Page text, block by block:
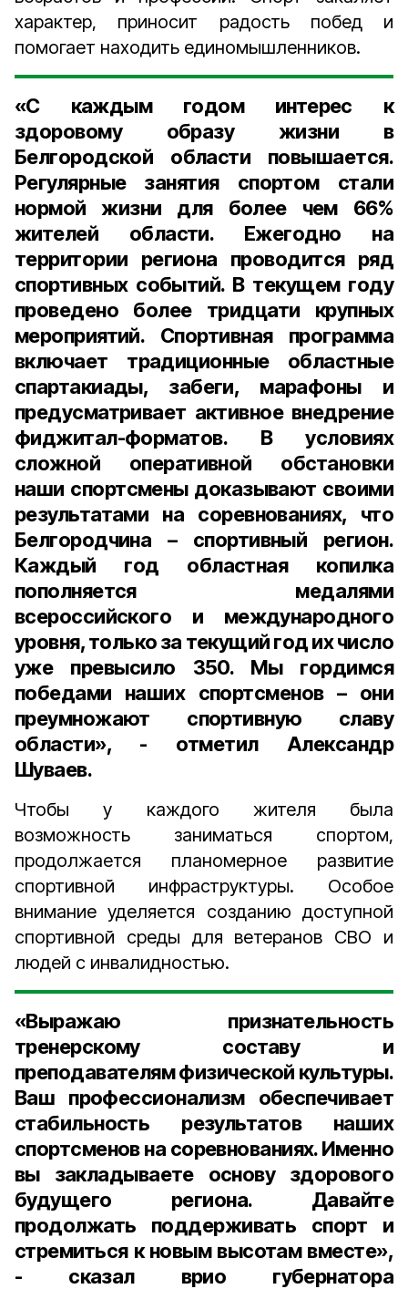
характер, приносит радость побед и
помогает находить единомышленников.
«С каждым годом интерес к
здоровому образу жизни в
Белгородской области повышается.
Регулярные занятия спортом стали
нормой жизни для более чем 66%
жителей области. Ежегодно на
территории региона проводится ряд
спортивных событий. В текущем году
проведено более тридцати крупных
мероприятий. Спортивная программа
включает традиционные областные
спартакиады, забеги, марафоны и
предусматривает активное внедрение
фиджитал-форматов. В условиях
сложной оперативной обстановки
наши спортсмены доказывают своими
результатами на соревнованиях, что
Белгородчина – спортивный регион.
Каждый год областная копилка
пополняется медалями
всероссийского и международного
уровня, только за текущий год их число
уже превысило 350. Мы гордимся
победами наших спортсменов – они
преумножают спортивную славу
области», - отметил Александр
Шуваев.
Чтобы у каждого жителя была
возможность заниматься спортом,
продолжается планомерное развитие
спортивной инфраструктуры. Особое
внимание уделяется созданию доступной
спортивной среды для ветеранов СВО и
людей с инвалидностью.
«Выражаю признательность
тренерскому составу и
преподавателям физической культуры.
Ваш профессионализм обеспечивает
стабильность результатов наших
спортсменов на соревнованиях. Именно
вы закладываете основу здорового
будущего региона. Давайте
продолжать поддерживать спорт и
стремиться к новым высотам вместе»,
- сказал врио губернатора